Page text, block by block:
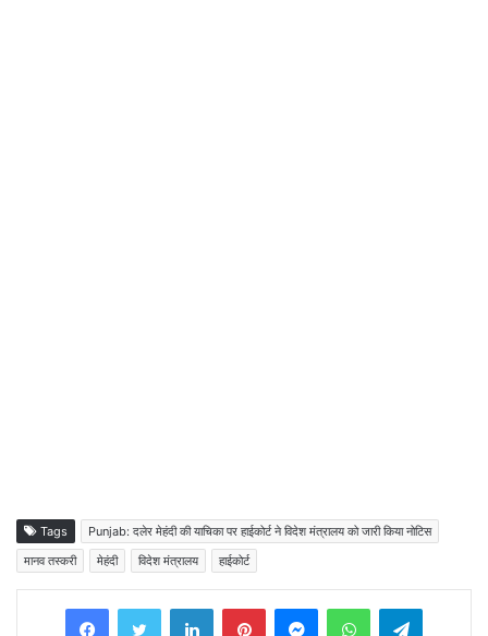
Tags
Punjab: दलेर मेहंदी की याचिका पर हाईकोर्ट ने विदेश मंत्रालय को जारी किया नोटिस
मानव तस्करी
मेहंदी विदेश मंत्रालय हाईकोर्ट